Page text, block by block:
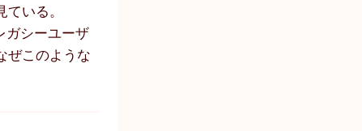
いる。
ガシーユーザ
ぜこのような